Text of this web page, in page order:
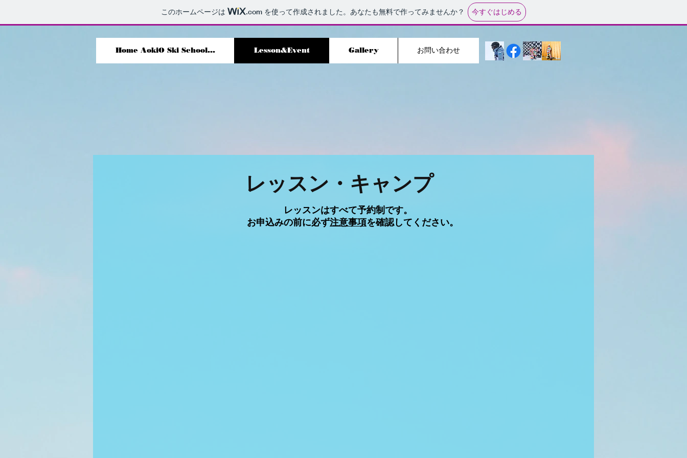
このホームページは .com を使って作成されました。あなたも無料で作ってみませんか？ 今すぐはじめる
Home AokiO Ski School... Lesson&Event Gallery お問い合わせ
​レッスン・キャンプ
レッスンはすべて予約制です。
​ お申込みの前に必ず注意事項を確認してください。